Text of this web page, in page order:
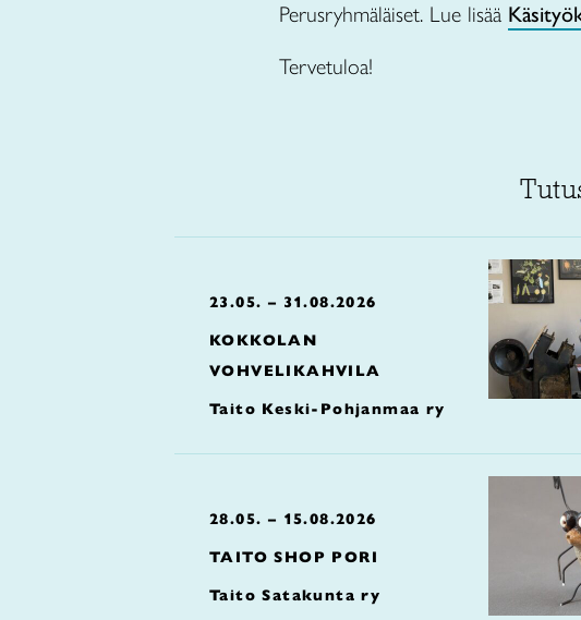
Perusryhmäläiset. Lue lisää
Tervetuloa!
23.05. – 31.08.2026
KOKKOLAN
VOHVELIKAHVILA
Taito Keski-Pohjanmaa ry
28.05. – 15.08.2026
TAITO SHOP PORI
Taito Satakunta ry